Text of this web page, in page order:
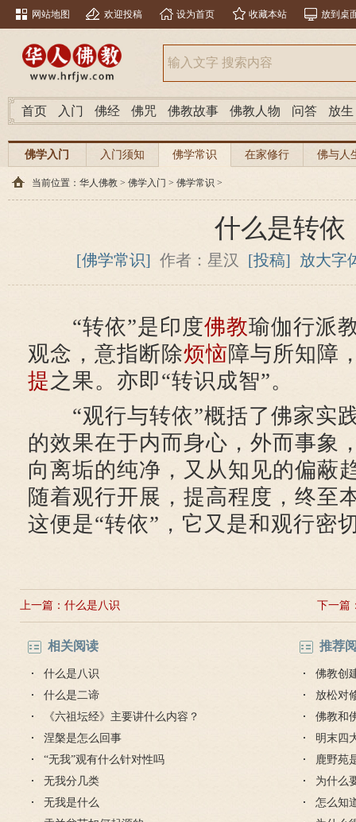
网站地图 欢迎投稿 设为首页 收藏本站 放到桌
首页 入门 佛经 佛咒 佛教故事 佛教人物 问答 放生
佛学入门 入门须知 佛学常识 在家修行 佛与人
当前位置： 华人佛教 > 佛学入门 > 佛学常识 >
什么是转依
[佛学常识] 作者：星汉 [投稿] 放大字
“转依”是印度佛教瑜伽行派
观念，意指断除烦恼障与所知障
提之果。亦即“转识成智”。
“观行与转依”概括了佛家实
的效果在于内而身心，外而事象
向离垢的纯净，又从知见的偏蔽
随着观行开展，提高程度，终至
这便是“转依”，它又是和观行密
上一篇： 什么是八识 下一篇
相关阅读
什么是八识
什么是二谛
《六祖坛经》主要讲什么内容？
涅槃是怎么回事
“无我”观有什么针对性吗
无我分几类
无我是什么
推荐
佛教创
放松对
佛教和
明末四
鹿野苑
为什么
怎么知